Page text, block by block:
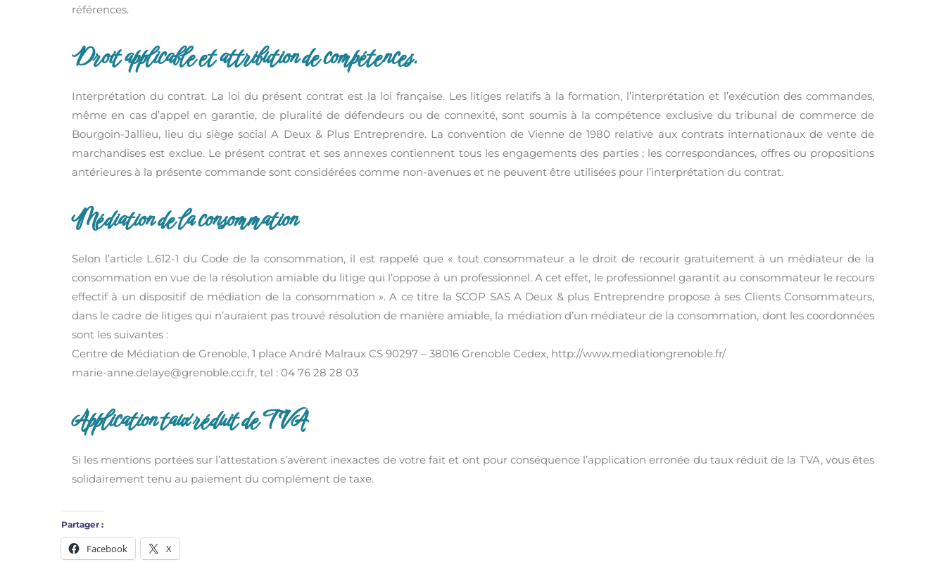
références.
Droit applicable et attribution de compétences.
Interprétation du contrat. La loi du présent contrat est la loi française. Les litiges relatifs à la formation, l’interprétation et l’exécution des commandes,
même en cas d’appel en garantie, de pluralité de défendeurs ou de connexité, sont soumis à la compétence exclusive du tribunal de commerce de
Bourgoin-Jallieu, lieu du siège social A Deux & Plus Entreprendre. La convention de Vienne de 1980 relative aux contrats internationaux de vente de
marchandises est exclue. Le présent contrat et ses annexes contiennent tous les engagements des parties ; les correspondances, offres ou propositions
antérieures à la présente commande sont considérées comme non-avenues et ne peuvent être utilisées pour l’interprétation du contrat.
Médiation de la consommation
Selon l’article L.612-1 du Code de la consommation, il est rappelé que « tout consommateur a le droit de recourir gratuitement à un médiateur de la
consommation en vue de la résolution amiable du litige qui l’oppose à un professionnel. A cet effet, le professionnel garantit au consommateur le recours
effectif à un dispositif de médiation de la consommation ». A ce titre la SCOP SAS A Deux & plus Entreprendre propose à ses Clients Consommateurs,
dans le cadre de litiges qui n’auraient pas trouvé résolution de manière amiable, la médiation d’un médiateur de la consommation, dont les coordonnées
sont les suivantes :
Centre de Médiation de Grenoble, 1 place André Malraux CS 90297 – 38016 Grenoble Cedex, http://www.mediationgrenoble.fr/
marie-anne.delaye@grenoble.cci.fr, tel : 04 76 28 28 03
Application taux réduit de TVA
Si les mentions portées sur l’attestation s’avèrent inexactes de votre fait et ont pour conséquence l’application erronée du taux réduit de la TVA, vous êtes
solidairement tenu au paiement du complément de taxe.
Partager :
Facebook X